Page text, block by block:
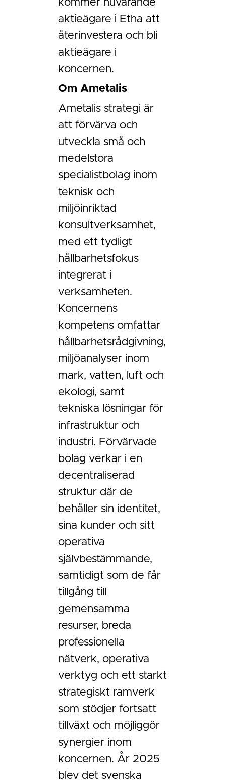
kommer nuvarande
aktieägare i Etha att
återinvestera och bli
aktieägare i
koncernen.
Om Ametalis
Ametalis strategi är
att förvärva och
utveckla små och
medelstora
specialistbolag inom
teknisk och
miljöinriktad
konsultverksamhet,
med ett tydligt
hållbarhetsfokus
integrerat i
verksamheten.
Koncernens
kompetens omfattar
hållbarhetsrådgivning,
miljöanalyser inom
mark, vatten, luft och
ekologi, samt
tekniska lösningar för
infrastruktur och
industri. Förvärvade
bolag verkar i en
decentraliserad
struktur där de
behåller sin identitet,
sina kunder och sitt
operativa
självbestämmande,
samtidigt som de får
tillgång till
gemensamma
resurser, breda
professionella
nätverk, operativa
verktyg och ett starkt
strategiskt ramverk
som stödjer fortsatt
tillväxt och möjliggör
synergier inom
koncernen. År 2025
blev det svenska